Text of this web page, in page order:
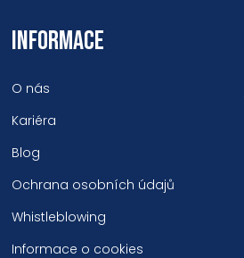
INFORMACE
O nás
Kariéra
Blog
Ochrana osobních údajů
Whistleblowing
Informace o cookies